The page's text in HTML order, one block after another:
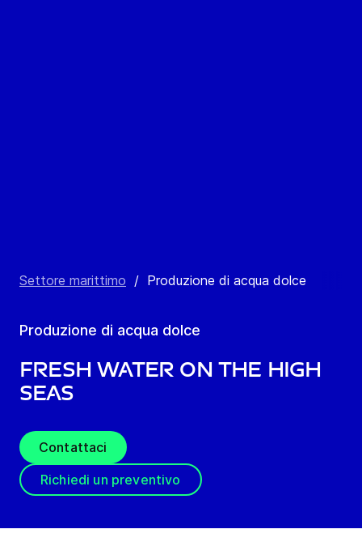
Settore marittimo / Produzione di acqua dolce
Produzione di acqua dolce
Fresh Water on the High
Seas
Contattaci
Richiedi un preventivo